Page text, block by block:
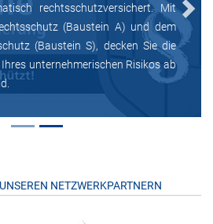
rechtsschutzversichert. Mit
(Baustein A) und dem
(Baustein S), decken Sie die
unternehmerischen Risikos ab
Next
NETZWERKPARTNERN